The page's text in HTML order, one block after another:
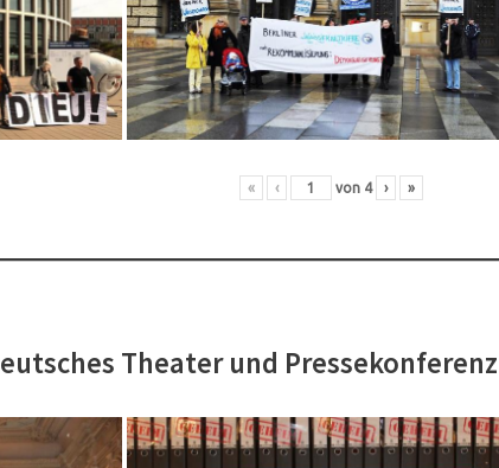
« ‹ von 4 › »
Theater und